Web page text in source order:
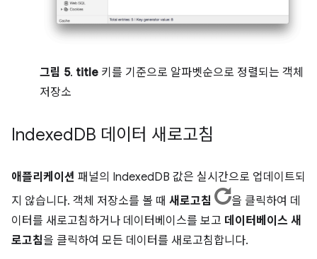
그림 5. title 키를 기준으로 알파벳순으로 정렬되는 객체
저장소
IndexedDB 데이터 새로고침
애플리케이션 패널의 IndexedDB 값은 실시간으로 업데이트되
지 않습니다. 객체 저장소를 볼 때 새로고침
을 클릭하여 데
이터를 새로고침하거나 데이터베이스를 보고 데이터베이스 새
로고침을 클릭하여 모든 데이터를 새로고침합니다.